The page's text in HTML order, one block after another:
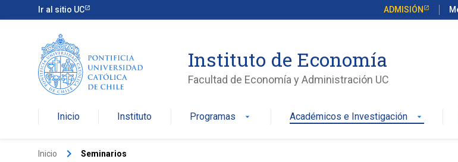
Ir al sitio UC ADMISIÓN
Instituto de Economía
Facultad de Economía y Administración UC
Inicio Instituto Programas arrow_drop_down Académicos e Investigación arrow_drop_down
Inicio keyboard_arrow_right Seminarios